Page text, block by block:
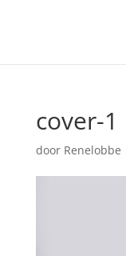
cover-1
door Renelobbe